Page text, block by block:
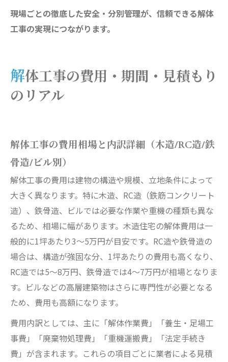
現場ごとの徹底した安全・分別管理が、信頼できる解体
工事の実現につながります。
解体工事の費用・期間・見積もり
のリアル
解体工事の費用相場と内訳詳細（木造/RC造/鉄
骨造/ビル別）
解体工事の費用は建物の構造や規模、立地条件によって
大きく異なります。特に木造、RC造（鉄筋コンクリート
造）、鉄骨造、ビルでは必要な作業や重機の種類も異な
るため、相場に幅があります。木造住宅の解体費用は一
般的に1坪あたり3〜5万円が目安です。RC造や鉄骨造の
場合は、構造が強固な分、1坪あたりの費用も高くなり、
RC造では5〜8万円、鉄骨造では4〜7万円が相場となりま
す。ビルなどの高層建築物はさらに専門性が必要となる
ため、費用も高額になります。
費用内訳としては、主に「解体作業費」「養生・足場工
事費」「廃棄物処理費」「重機運搬費」「法定手続き
費」が含まれます。これらの項目ごとに業者による見積